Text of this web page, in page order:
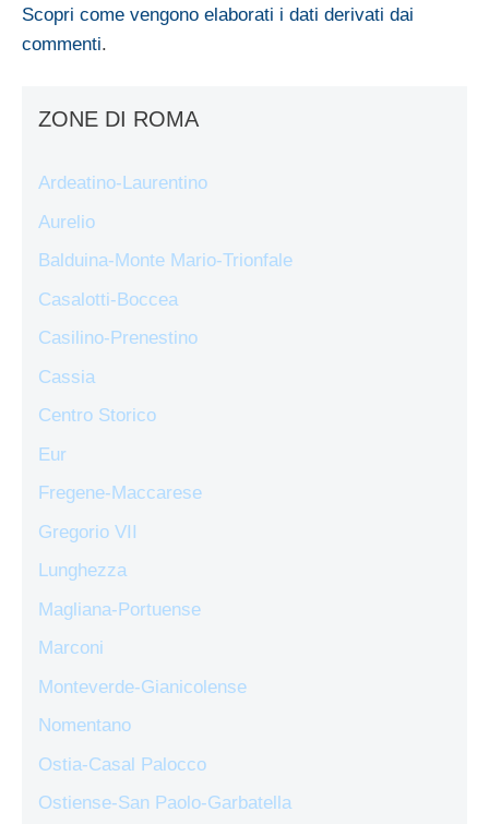
Scopri come vengono elaborati i dati derivati dai
commenti.
ZONE DI ROMA
Ardeatino-Laurentino
Aurelio
Balduina-Monte Mario-Trionfale
Casalotti-Boccea
Casilino-Prenestino
Cassia
Centro Storico
Eur
Fregene-Maccarese
Gregorio VII
Lunghezza
Magliana-Portuense
Marconi
Monteverde-Gianicolense
Nomentano
Ostia-Casal Palocco
Ostiense-San Paolo-Garbatella